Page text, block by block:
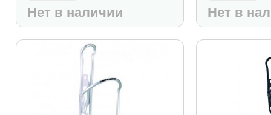
Нет в наличии Нет в